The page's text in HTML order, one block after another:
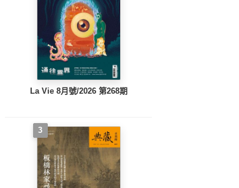
Shopping Design-
2024年9月號
La Vie 8月號/2026 第268期
3